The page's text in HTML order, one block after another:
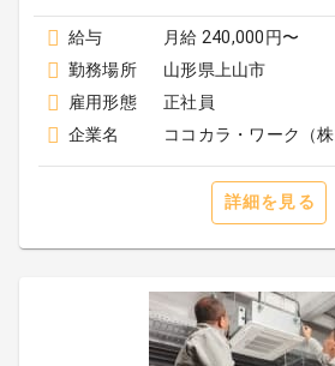
給与
月給 240,000円〜
勤務場所
山形県上山市
雇用形態
正社員
企業名
ココカラ・ワーク（
詳細を見る